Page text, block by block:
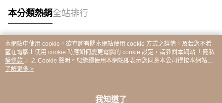
本分類熱銷全站排行
熱門標籤
本網站中使用 cookie，欲查詢有關本網站使用 cookie 方式之詳情，及若您不希
望在電腦上使用 cookie 時應如何變更電腦的 cookie 設定，請參閱本網站「 隱私
權條款 」之 Cookie 聲明。您繼續使用本網站即表示您同意本公司得按本網站使
用條款之 Cookie 聲明使用 cookie。
了解更多 >
我知道了